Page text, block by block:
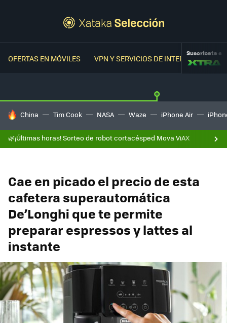
OFERTAS EN MÓVILES VPN Y SERVICIOS DE INTERNETSuscríbete a
HOY SE HABLA DE
China Tim Cook NASA Waze iPhone Air
🌿¡Últimas horas! Sorteo de robot cortacésped Mova ViAX
Cae en picado el precio de esta
cafetera superautomática
De’Longhi que te permite
preparar espressos y lattes al
instante